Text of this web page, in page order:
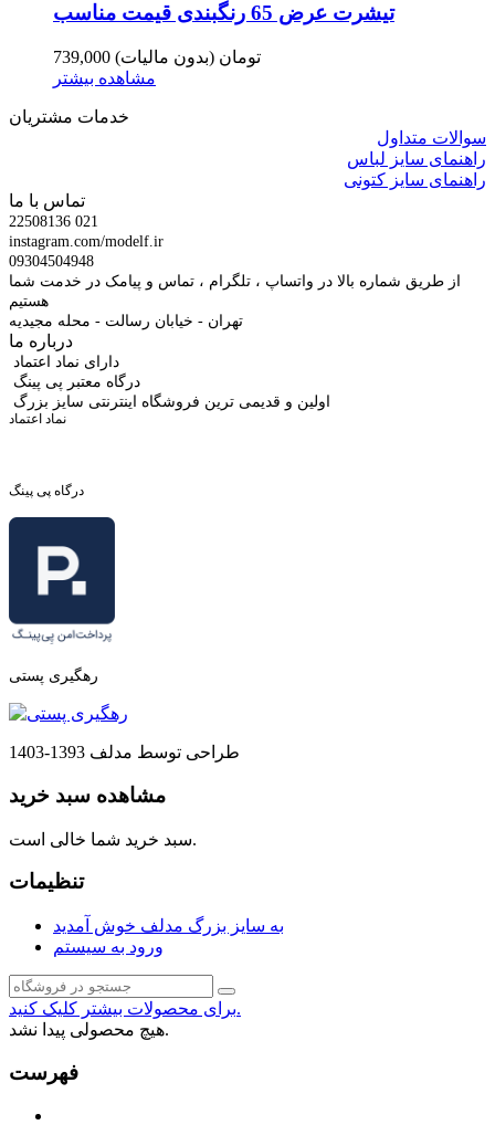
تیشرت عرض 65 رنگبندی قیمت مناسب
739,000 تومان (بدون مالیات)
مشاهده بیشتر
خدمات مشتریان
سوالات متداول
راهنمای سایز لباس
راهنمای سایز کتونی
تماس با ما
22508136 021
instagram.com/modelf.ir
09304504948
از طریق شماره بالا در واتساپ ، تلگرام ، تماس و پیامک در خدمت شما
هستیم
تهران - خیابان رسالت - محله مجیدیه
درباره ما
دارای نماد اعتماد
درگاه معتبر پی پینگ
اولین و قدیمی ترین فروشگاه اینترنتی سایز بزرگ
نماد اعتماد
درگاه پی پینگ
رهگیری پستی
طراحی توسط مدلف 1393-1403
مشاهده سبد خرید
سبد خرید شما خالی است.
تنظیمات
به سایز بزرگ مدلف خوش آمدید
ورود به سیستم
برای محصولات بیشتر کلیک کنید.
هیچ محصولی پیدا نشد.
فهرست